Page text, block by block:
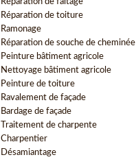
Réparation de toiture
Ramonage
Réparation de souche de cheminée
Peinture bâtiment agricole
Nettoyage bâtiment agricole
Peinture de toiture
Ravalement de façade
Bardage de façade
Traitement de charpente
Charpentier
Désamiantage